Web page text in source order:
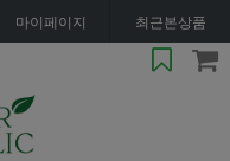
마이페이지 최근본상품